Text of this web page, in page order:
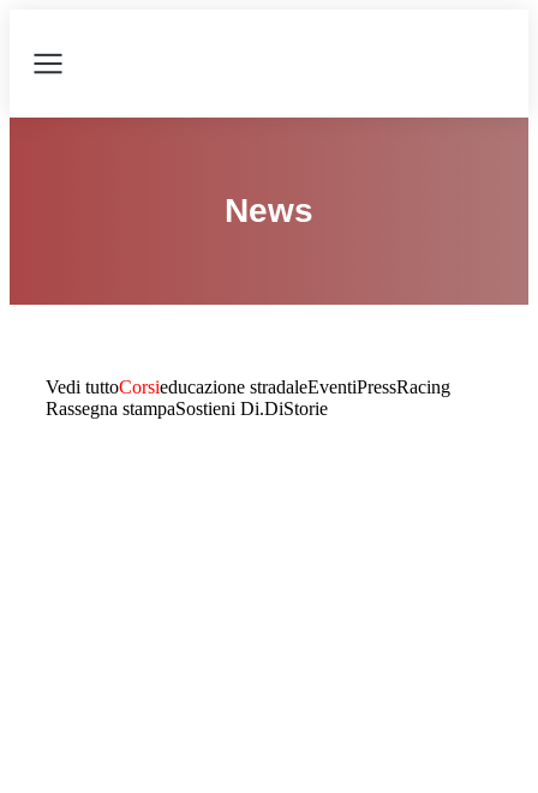
News
Vedi tuttoCorsieducazione stradaleEventiPressRacing
Rassegna stampaSostieni Di.DiStorie